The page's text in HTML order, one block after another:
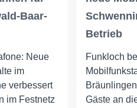
Baar-
Neue
im
verbessert
im Festnetz
Betrieb
Funkloch
Gäste an